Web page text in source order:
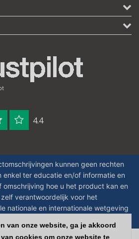
4.4
kunnen geen rechten
enkel ter educatie en/of informatie en
omschrijving hoe u het product kan en
verantwoordelijk voor het
nationale en internationale wetgeving
van onze website, ga je akkoord
cookies om onze website te
van onze website, ga je akkoord
cookies om onze website te